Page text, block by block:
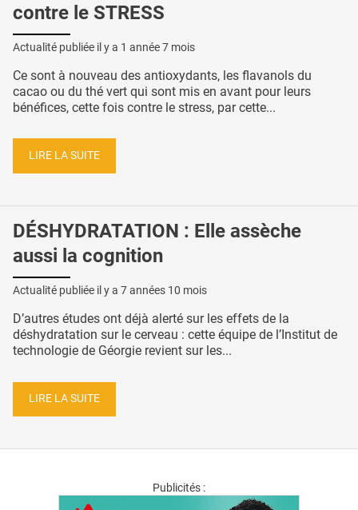
contre le STRESS
Actualité publiée il y a 1 année 7 mois
Ce sont à nouveau des antioxydants, les flavanols du
cacao ou du thé vert qui sont mis en avant pour leurs
bénéfices, cette fois contre le stress, par cette...
LIRE LA SUITE
DÉSHYDRATATION : Elle assèche
aussi la cognition
Actualité publiée il y a 7 années 10 mois
D’autres études ont déjà alerté sur les effets de la
déshydratation sur le cerveau : cette équipe de l’Institut de
technologie de Géorgie revient sur les...
LIRE LA SUITE
Publicités :